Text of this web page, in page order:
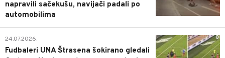
napravili sačekušu, navijači padali po
automobilima
0
24.07.2026.
Fudbaleri UNA Štrasena šokirano gledali